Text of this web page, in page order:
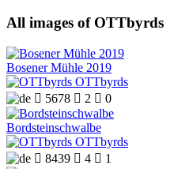
All images of OTTbyrds
Bosener Mühle 2019
OTTbyrds
 5678  2  0
Bordsteinschwalbe
OTTbyrds
 8439  4  1